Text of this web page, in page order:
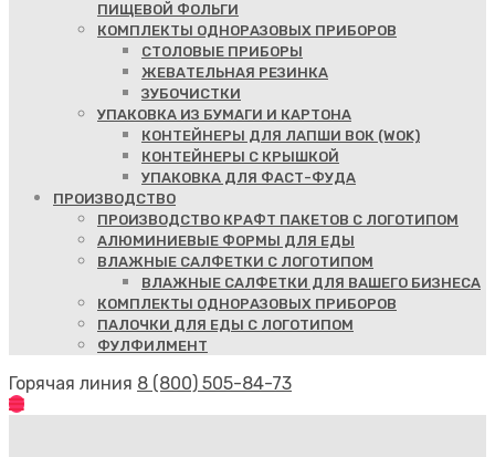
ПИЩЕВОЙ ФОЛЬГИ
КОМПЛЕКТЫ ОДНОРАЗОВЫХ ПРИБОРОВ
СТОЛОВЫЕ ПРИБОРЫ
ЖЕВАТЕЛЬНАЯ РЕЗИНКА
ЗУБОЧИСТКИ
УПАКОВКА ИЗ БУМАГИ И КАРТОНА
КОНТЕЙНЕРЫ ДЛЯ ЛАПШИ ВОК (WOK)
КОНТЕЙНЕРЫ С КРЫШКОЙ
УПАКОВКА ДЛЯ ФАСТ-ФУДА
ПРОИЗВОДСТВО
ПРОИЗВОДСТВО КРАФТ ПАКЕТОВ С ЛОГОТИПОМ
АЛЮМИНИЕВЫЕ ФОРМЫ ДЛЯ ЕДЫ
ВЛАЖНЫЕ САЛФЕТКИ С ЛОГОТИПОМ
ВЛАЖНЫЕ САЛФЕТКИ ДЛЯ ВАШЕГО БИЗНЕСА
КОМПЛЕКТЫ ОДНОРАЗОВЫХ ПРИБОРОВ
ПАЛОЧКИ ДЛЯ ЕДЫ С ЛОГОТИПОМ
ФУЛФИЛМЕНТ
Горячая линия 8 (800) 505-84-73